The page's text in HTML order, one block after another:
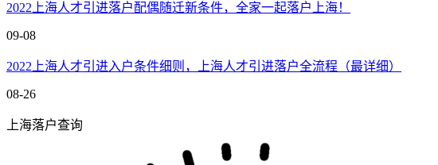
2022上海人才引进落户配偶随迁新条件，全家一起落户上海！
09-08
2022上海人才引进入户条件细则，上海人才引进落户全流程（最详细）
08-26
上海落户查询